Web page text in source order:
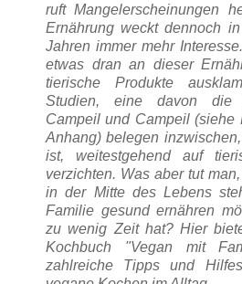
ruft Mangelerscheinungen
Ernährung weckt dennoch
Jahren immer mehr
etwas dran an dieser
tierische Produkte
Studien, eine davon die
Campeil und Campeil (siehe
Anhang) belegen
ist, weitestgehend auf
verzichten. Was aber tut
in der Mitte des Lebens
Familie gesund ernähren
zu wenig Zeit hat? Hier
Kochbuch "Vegan mit
zahlreiche Tipps und